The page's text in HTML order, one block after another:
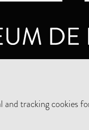
tracking cookies